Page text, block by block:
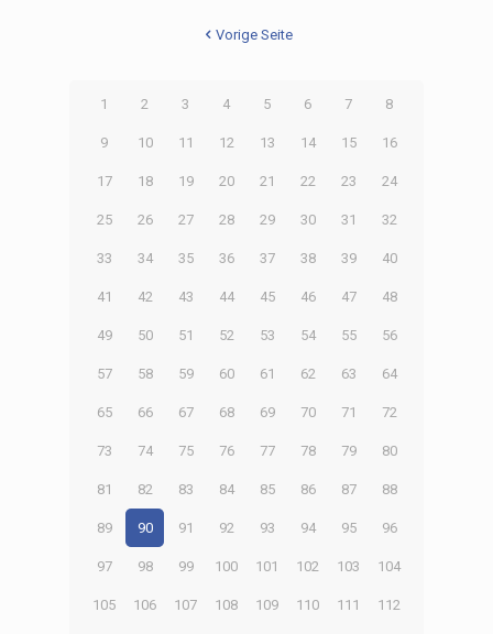
Vorige Seite
1 2 3 4 5 6 7 8
9 10 11 12 13 14 15 16
17 18 19 20 21 22 23 24
25 26 27 28 29 30 31 32
33 34 35 36 37 38 39 40
41 42 43 44 45 46 47 48
49 50 51 52 53 54 55 56
57 58 59 60 61 62 63 64
65 66 67 68 69 70 71 72
73 74 75 76 77 78 79 80
81 82 83 84 85 86 87 88
89 90 91 92 93 94 95 96
97 98 99 100 101 102 103 104
105 106 107 108 109 110 111 112